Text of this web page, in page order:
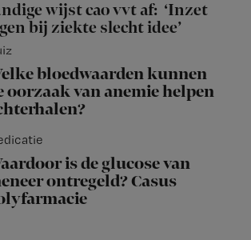
wijst cao vvt af: ‘Inzet
bij ziekte slecht idee’
bloedwaarden kunnen
oorzaak van anemie helpen
is de glucose van
ontregeld? Casus